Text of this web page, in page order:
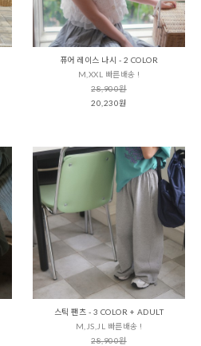
퓨어 레이스 나시 - 2 COLOR
M,XXL 빠른배송 !
28,900원
20,230원
스틱 팬츠 - 3 COLOR + ADULT
M,JS,JL 빠른배송 !
28,900원